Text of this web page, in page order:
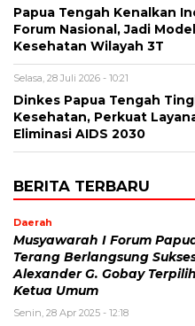
Papua Tengah Kenalkan
Forum Nasional, Jadi
Kesehatan Wilayah 3T
Selasa, 28 Juli 2026 - 10:21
Dinkes Papua Tengah
Kesehatan, Perkuat
Eliminasi AIDS 2030
BERITA TERBARU
Daerah
Musyawarah I Forum
Terang Berlangsung
Alexander G. Gobay
Ketua Umum
Senin, 28 Apr 2025 - 12:18